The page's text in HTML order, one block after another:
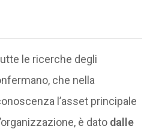
le ricerche degli
che nella
l’asset principale
è dato dalle